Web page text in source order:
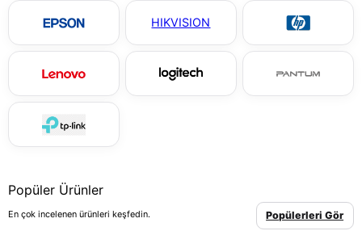
HIKVISION
Popüler Ürünler
En çok incelenen ürünleri keşfedin. Popülerleri Gör